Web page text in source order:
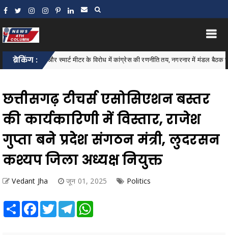
ब्रेकिंग :
वृद्धि और स्मार्ट मीटर के विरोध में कांग्रेस की रणनीति तय, नगरनार में मंडल बैठक संपन्न
छत्तीसगढ़ टीचर्स एसोसिएशन बस्तर
की कार्यकारिणी में विस्तार, राजेश
गुप्ता बने प्रदेश संगठन मंत्री, लुदरसन
कश्यप जिला अध्यक्ष नियुक्त
Vedant Jha जून 01, 2025 Politics
Share Facebook
TwitterTelegram